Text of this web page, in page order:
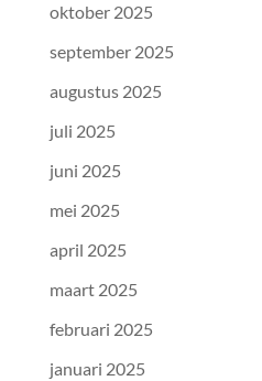
oktober 2025
september 2025
augustus 2025
juli 2025
juni 2025
mei 2025
april 2025
maart 2025
februari 2025
januari 2025